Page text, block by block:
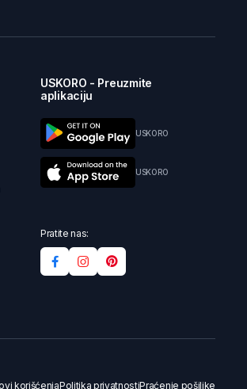
USKORO - Preuzmite
aplikaciju
USKORO
USKORO
Pratite nas:
korišćenjaPolitika privatnostiPraćenje pošiljke